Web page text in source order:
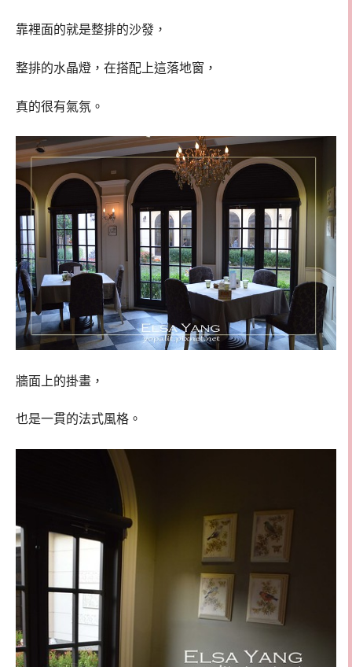
靠裡面的就是整排的沙發，
整排的水晶燈，在搭配上這落地窗，
真的很有氣氛。
牆面上的掛畫，
也是一貫的法式風格。